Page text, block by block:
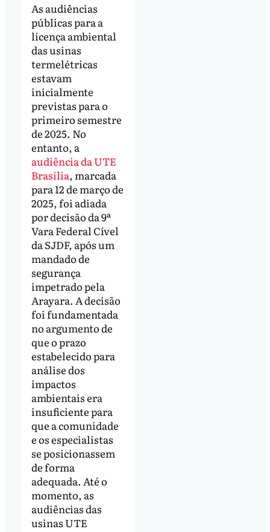
As audiências
públicas para a
licença ambiental
das usinas
termelétricas
estavam
inicialmente
previstas para o
primeiro semestre
de 2025. No
entanto, a
audiência da UTE
Brasília, marcada
para 12 de março de
2025, foi adiada
por decisão da 9ª
Vara Federal Cível
da SJDF, após um
mandado de
segurança
impetrado pela
Arayara. A decisão
foi fundamentada
no argumento de
que o prazo
estabelecido para
análise dos
impactos
ambientais era
insuficiente para
que a comunidade
e os especialistas
se posicionassem
de forma
adequada. Até o
momento, as
audiências das
usinas UTE